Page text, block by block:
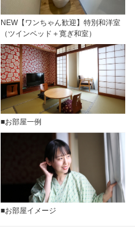
NEW【ワンちゃん歓迎】特別和洋室
（ツインベッド＋寛ぎ和室）
■お部屋一例
■お部屋イメージ